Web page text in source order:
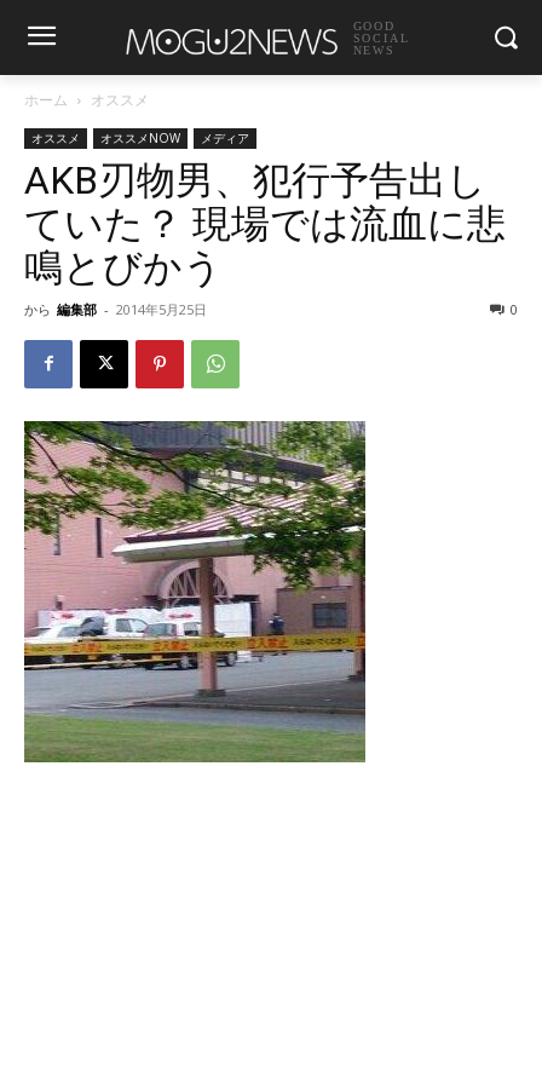
GOOD
SOCIAL
NEWS
ホーム オススメ
オススメ オススメNOW メディア
AKB刃物男、犯行予告出し
ていた？ 現場では流血に悲
鳴とびかう
から 編集部 - 2014年5月25日 0